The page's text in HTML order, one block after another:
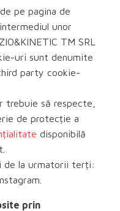
pe pagina de
unor
TM SRL
uri sunt denumite
party cookie-
să respecte,
de protecție a
disponibilă
de la urmatorii terți:
prin